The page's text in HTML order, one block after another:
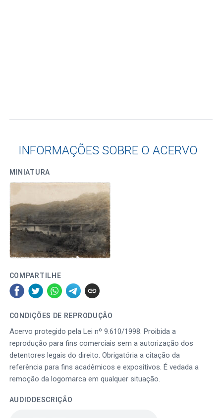
INFORMAÇÕES SOBRE O ACERVO
MINIATURA
COMPARTILHE
CONDIÇÕES DE REPRODUÇÃO
Acervo protegido pela Lei nº 9.610/1998. Proibida a
reprodução para fins comerciais sem a autorização dos
detentores legais do direito. Obrigatória a citação da
referência para fins acadêmicos e expositivos. É vedada a
remoção da logomarca em qualquer situação.
AUDIODESCRIÇÃO